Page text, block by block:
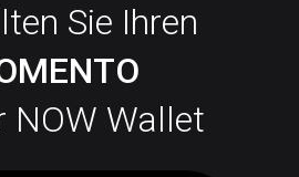
Sie Ihren
NOW Wallet